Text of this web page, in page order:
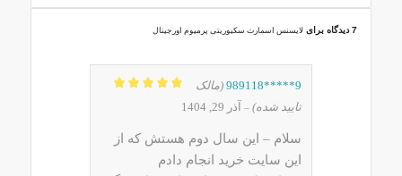
7 دیدگاه برای لایسنس اسمارت سکیوریتی پرمیوم اورجینال
9*****989118
(مالک
تایید شده) – آذر 29, 1404
سلام – این سال دوم هستش که از
این سایت خرید انجام دادم